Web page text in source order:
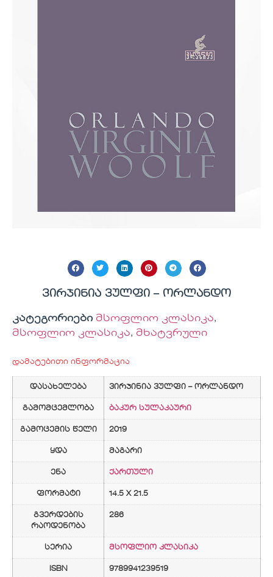
ვირჯინია ვულფი – ორლანდო
კატეგორიები მსოფლიო კლასიკა,
მსოფლიო კლასიკა, მხატვრული
დამატებითი ინფორმაცია
დასახელება ვირჯინია ვულფი – ორლანდო
გამომცემლობა ბაკურ სულაკაური
გამოცემის წელი 2019
ყდა მაგარი
ენა ქართული
ფორმატი 14.5 X 21.5
გვერდების
რაოდენობა
286
სერია მსოფლიო კლასიკა
ISBN 9789941239519